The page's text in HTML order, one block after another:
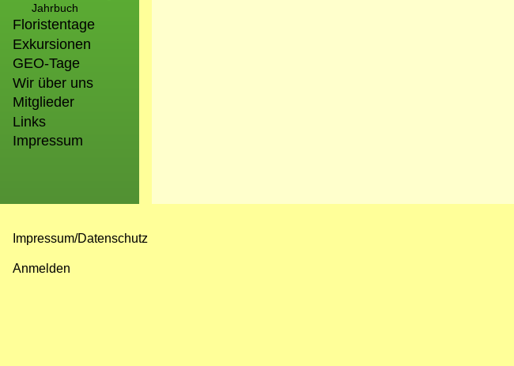
Jahrbuch
Floristentage
Exkursionen
GEO-Tage
Wir über uns
Mitglieder
Links
Impressum
Impressum/Datenschutz
Anmelden